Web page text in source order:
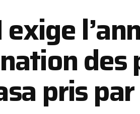
exige
des
pris